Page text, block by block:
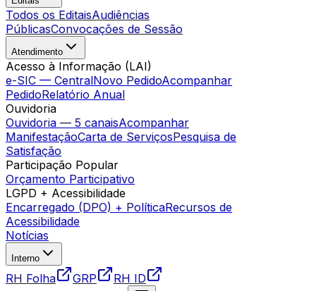
Todos os EditaisAudiências
PúblicasConvocações de Sessão
Atendimento
Acesso à Informação (LAI)
e-SIC — CentralNovo PedidoAcompanhar
PedidoRelatório Anual
Ouvidoria
Ouvidoria — 5 canaisAcompanhar
ManifestaçãoCarta de ServiçosPesquisa de
Satisfação
Participação Popular
Orçamento Participativo
LGPD + Acessibilidade
Encarregado (DPO) + PolíticaRecursos de
Acessibilidade
Notícias
Interno
RH Folha GRP
RH ID